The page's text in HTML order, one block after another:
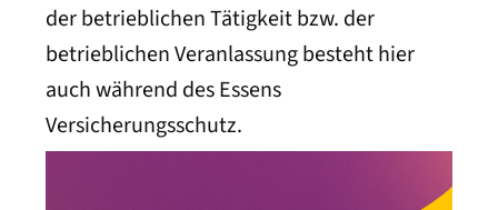
der betrieblichen Tätigkeit bzw. der
betrieblichen Veranlassung besteht hier
auch während des Essens
Versicherungsschutz.